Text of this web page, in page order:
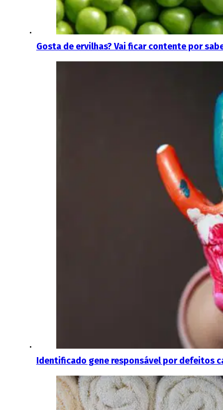
Gosta de ervilhas? Vai ficar contente por
Identificado gene responsável por defeitos